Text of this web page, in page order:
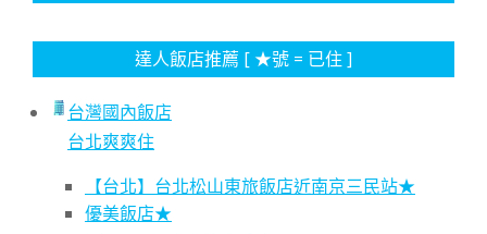
達人飯店推薦 [ ★號 = 已住 ]
台灣國內飯店
台北爽爽住
【台北】台北松山東旅飯店近南京三民站★
優美飯店★